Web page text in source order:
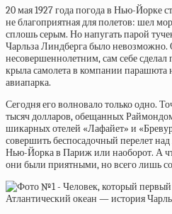
20 мая 1927 года погода в Нью-Йорке
не благоприятная для полетов: шел
сплошь серым. Но напугать парой
Чарльза Линдберга было невозможно.
несовершеннолетним, сам себе сделал
крыла самолета в компании парашюта
авиапарка.
Сегодня его волновало только одно.
тысяч долларов, обещанных
шикарных отелей «Лафайет» и
совершить беспосадочный перелет
Нью-Йорка в Париж или наоборот. А
они были приятными, но всего лишь